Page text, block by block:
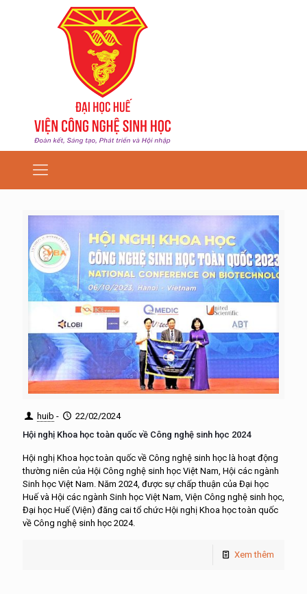
huib -
22/02/2024
Hội nghị Khoa học toàn quốc về Công nghệ sinh học 2024
Hội nghị Khoa học toàn quốc về Công nghệ sinh học là hoạt động
thường niên của Hội Công nghệ sinh học Việt Nam, Hội các ngành
Sinh học Việt Nam. Năm 2024, được sự chấp thuận của Đại học
Huế và Hội các ngành Sinh học Việt Nam, Viện Công nghệ sinh học,
Đại học Huế (Viện) đăng cai tổ chức Hội nghị Khoa học toàn quốc
về Công nghệ sinh học 2024.
Xem thêm